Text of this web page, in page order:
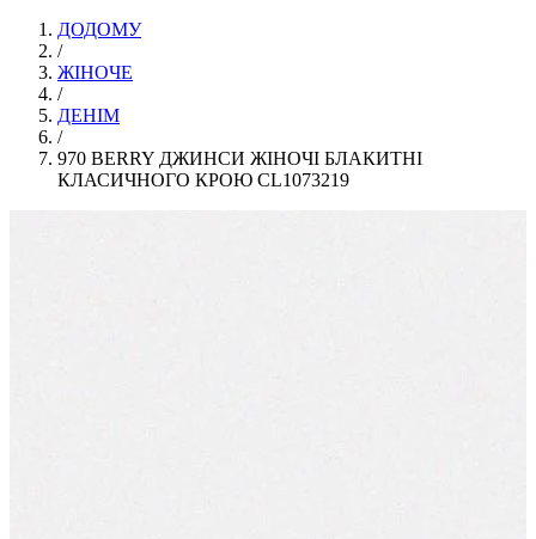
ДОДОМУ
/
ЖІНОЧЕ
/
ДЕНІМ
/
970 BERRY ДЖИНСИ ЖІНОЧІ БЛАКИТНІ
КЛАСИЧНОГО КРОЮ CL1073219